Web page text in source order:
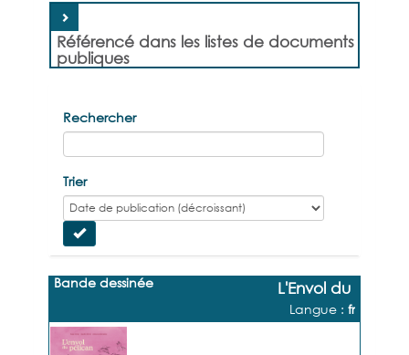
Référencé dans les listes de documents
publiques
Rechercher
Trier
Bande dessinée
L'Envol du
pélican
Langue : fr